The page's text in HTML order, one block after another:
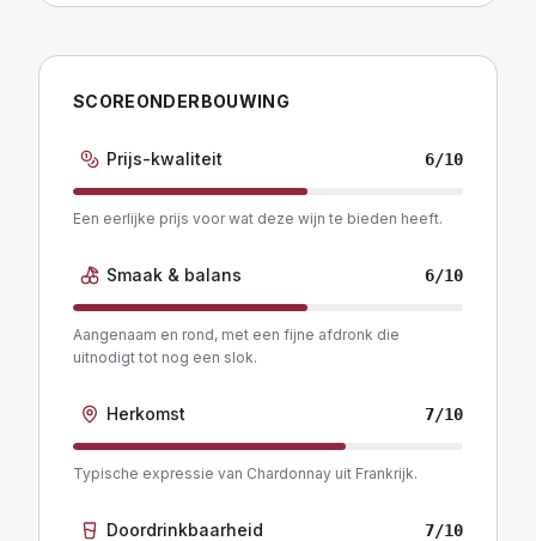
SCOREONDERBOUWING
Prijs-kwaliteit 6/10
Een eerlijke prijs voor wat deze wijn te bieden heeft.
Smaak & balans 6/10
Aangenaam en rond, met een fijne afdronk die
uitnodigt tot nog een slok.
Herkomst 7/10
Typische expressie van Chardonnay uit Frankrijk.
Doordrinkbaarheid 7/10